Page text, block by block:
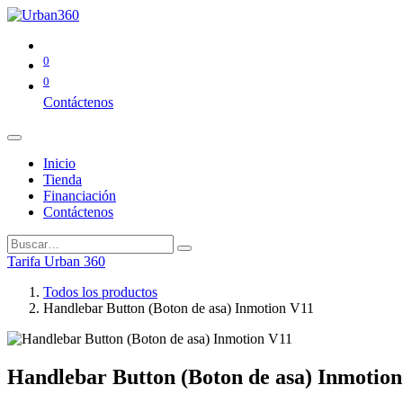
0
0
Contáctenos
Inicio
Tienda
Financiación
Contáctenos
Tarifa Urban 360
Todos los productos
Handlebar Button (Boton de asa) Inmotion V11
Handlebar Button (Boton de asa)